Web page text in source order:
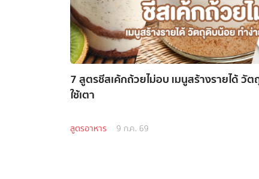
7 สูตรชีสเค้กถ้วยไม่อบ เมนูสร้างรายได้ วั
ใช้เตา
สูตรอาหาร 9 ก.ค. 69